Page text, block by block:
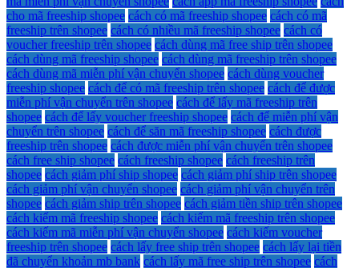
cho mã freeship shopee cách có mã freeship shopee cách có mã
freeship trên shopee cách có nhiều mã freeship shopee cách có
voucher freeship trên shopee cách dùng mã free ship trên shopee
cách dùng mã freeship shopee cách dùng mã freeship trên shopee
cách dùng mã miễn phí vận chuyển shopee cách dùng voucher
freeship shopee cách để có mã freeship trên shopee cách để được
miễn phí vận chuyển trên shopee cách để lấy mã freeship trên
shopee cách để lấy voucher freeship shopee cách để miễn phí vận
chuyển trên shopee cách để săn mã freeship shopee cách được
freeship trên shopee cách được miễn phí vận chuyển trên shopee
cách free ship shopee cách freeship shopee cách freeship trên
shopee cách giảm phí ship shopee cách giảm phí ship trên shopee
cách giảm phí vận chuyển shopee cách giảm phí vận chuyển trên
shopee cách giảm ship trên shopee cách giảm tiền ship trên shopee
cách kiếm mã freeship shopee cách kiếm mã freeship trên shopee
cách kiếm mã miễn phí vận chuyển shopee cách kiếm voucher
freeship trên shopee cách lấy free ship trên shopee cách lấy lại tiền
đã chuyển khoản mb bank cách lấy mã free ship trên shopee cách